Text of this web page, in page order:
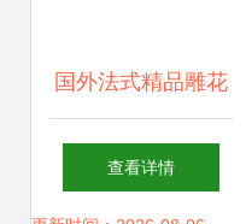
国外法式精品雕花
素材平面设计图下
查看详情